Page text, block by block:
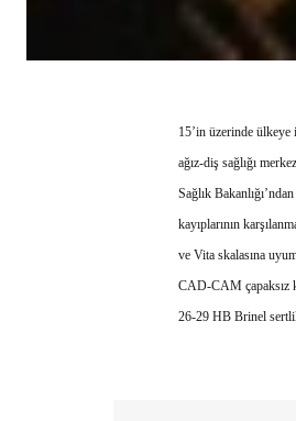
15’in üzerinde
ağız-diş sağlığı
Sağlık
kayıplarının
ve Vita skalasına
CAD-CAM çapaksız
26-29 HB Brinel